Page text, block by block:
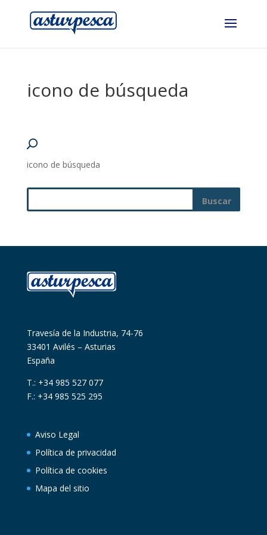
icono de búsqueda
icono de búsqueda
Travesía de la Industria, 74-76
33401 Avilés – Asturias
España
T.: +34 985 527 077
F.: +34 985 525 295
Aviso Legal
Política de privacidad
Política de cookies
Mapa del sitio